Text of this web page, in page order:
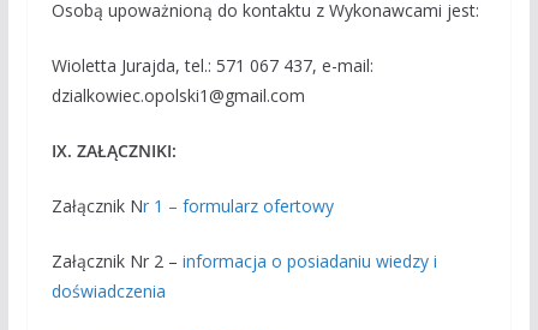
Osobą upoważnioną do kontaktu z Wykonawcami jest:
Wioletta Jurajda, tel.: 571 067 437, e-mail:
dzialkowiec.opolski1@gmail.com
IX. ZAŁĄCZNIKI:
Załącznik Nr 1 – formularz ofertowy
Załącznik Nr 2 – informacja o posiadaniu wiedzy i
doświadczenia